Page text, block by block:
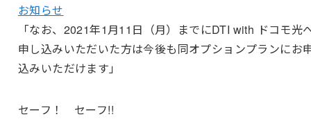
お知らせ
「なお、2021年1月11日（月）までにDTI with ドコモ光
申し込みいただいた方は今後も同オプションプランにお
込みいただけます」
セーフ！ セーフ!!